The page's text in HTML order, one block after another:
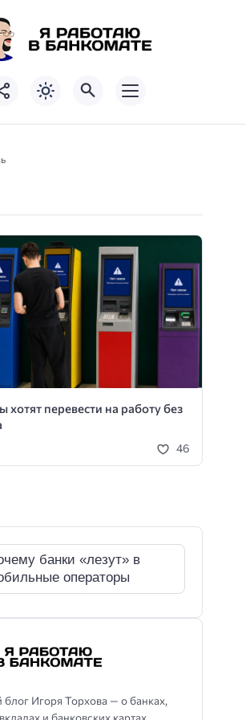
хотят перевести на работу без
46
блог Игоря Торхова — о банках,
и банковских картах.
банки «лезут» в
операторы